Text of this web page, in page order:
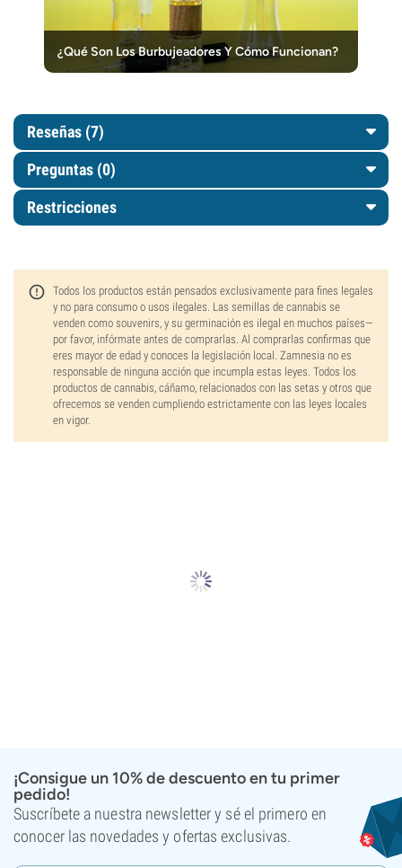
¿Qué Son Los Burbujeadores Y Cómo Funcionan?
Reseñas (7)
Preguntas (0)
Restricciones
Todos los productos están pensados exclusivamente para fines legales
y no para consumo o usos ilegales. Las semillas de cannabis se
venden como souvenirs, y su germinación es ilegal en muchos países—
por favor, infórmate antes de comprarlas. Al comprarlas confirmas que
eres mayor de edad y conoces la legislación local. Zamnesia no es
responsable de ninguna acción que incumpla estas leyes. Todos los
productos de cannabis, cáñamo, relacionados con las setas y otros que
ofrecemos se venden cumpliendo estrictamente con las leyes locales
en vigor.
¡Consigue un 10% de descuento en tu primer
pedido!
Suscríbete a nuestra newsletter y sé el primero en
conocer las novedades y ofertas exclusivas.